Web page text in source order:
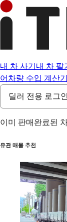
내 차 사기 내 차 팔
어 차량 수입 계산기
딜러 전용 로그인
이미 판매완료된
유관 매물 추천